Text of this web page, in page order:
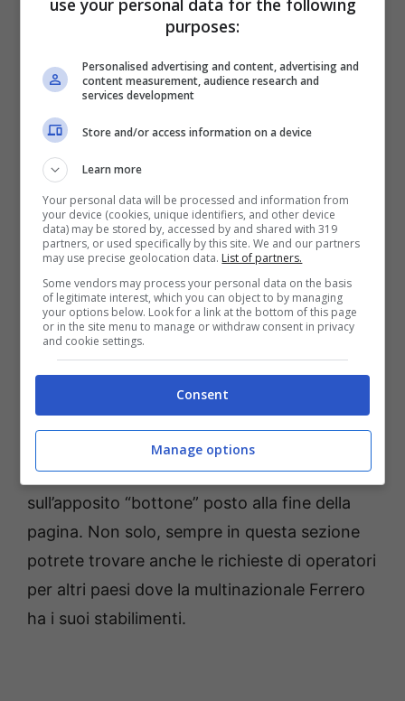
Ferrero, offerte di lavoro solonotizie
Dove trovare maggiori
informazioni
Vi basterà iscrivervi al portale della Ferrero e
nella sezione lavoro leggere nel dettaglio le
qualifiche da possedere per partecipare alle
suddette tre selezioni di personale e poi
eventualmente candidarvi cliccando
sull’apposito “bottone” posto alla fine della
pagina. Non solo, sempre in questa sezione
potrete trovare anche le richieste di operatori
per altri paesi dove la multinazionale Ferrero
ha i suoi stabilimenti.
use your personal data for the following
purposes:
Personalised advertising and content, advertising and
content measurement, audience research and
services development
Store and/or access information on a device
Learn more
Your personal data will be processed and information from
your device (cookies, unique identifiers, and other device
data) may be stored by, accessed by and shared with 319
partners, or used specifically by this site. We and our partners
may use precise geolocation data. List of partners.
Some vendors may process your personal data on the basis
of legitimate interest, which you can object to by managing
your options below. Look for a link at the bottom of this page
or in the site menu to manage or withdraw consent in privacy
and cookie settings.
Consent
Manage options